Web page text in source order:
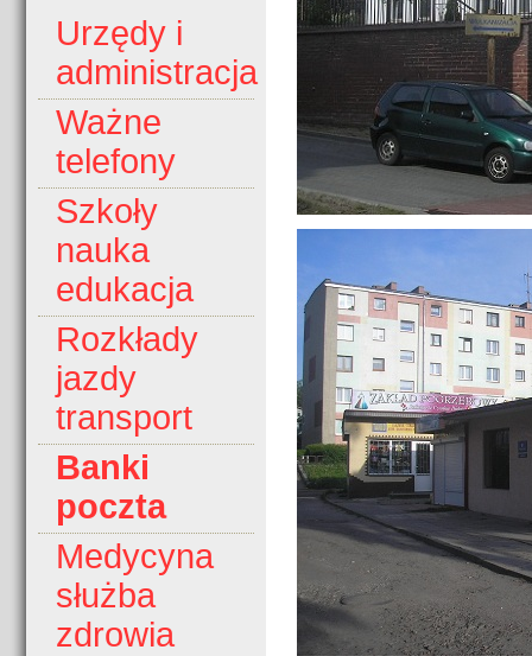
Urzędy i
administracja
Ważne
telefony
Szkoły
nauka
edukacja
Rozkłady
jazdy
transport
Banki
poczta
Medycyna
służba
zdrowia